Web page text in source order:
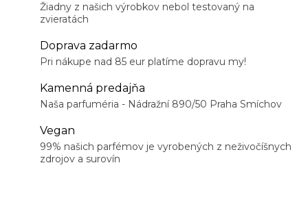
Žiadny z našich výrobkov nebol testovaný na
zvieratách
Doprava zadarmo
Pri nákupe nad 85 eur platíme dopravu my!
Kamenná predajňa
Naša parfuméria - Nádražní 890/50 Praha Smíchov
Vegan
99% našich parfémov je vyrobených z neživočíšnych
zdrojov a surovín